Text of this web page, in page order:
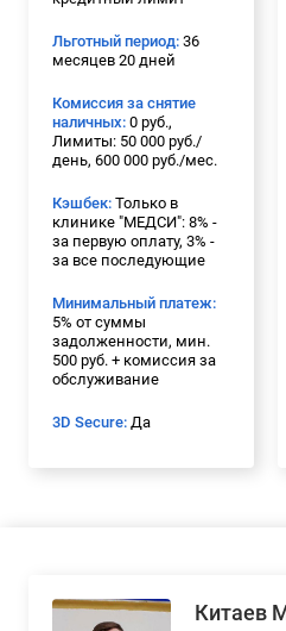
Льготный период: 36
месяцев 20 дней
Комиссия за снятие
наличных: 0 руб.,
Лимиты: 50 000 руб./
день, 600 000 руб./мес.
Кэшбек: Только в
клинике "МЕДСИ": 8% -
за первую оплату, 3% -
за все последующие
Минимальный платеж:
5% от суммы
задолженности, мин.
500 руб. + комиссия за
обслуживание
3D Secure: Да
Китаев